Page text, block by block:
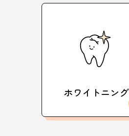
ホワイトニング